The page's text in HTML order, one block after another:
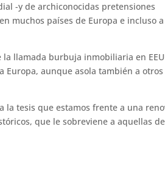
-y de archiconocidas pretensiones
muchos países de Europa e incluso
llamada burbuja inmobiliaria en
Europa, aunque asola también a otros
la tesis que estamos frente a una
que le sobreviene a aquellas